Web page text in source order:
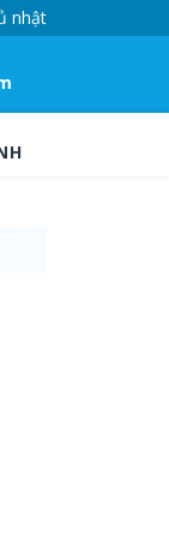
nhật